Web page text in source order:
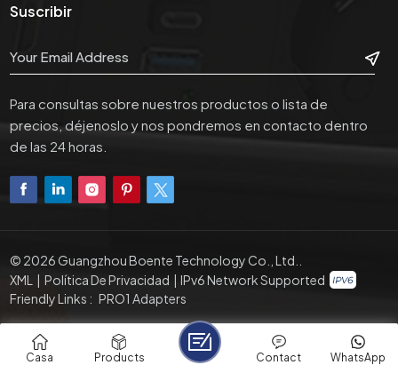
Suscribir
Para consultas sobre nuestros productos o lista de
precios, déjenoslo y nos pondremos en contacto dentro
de las 24 horas.
© 2026 Guangzhou Boente Technology Co., Ltd..
XML
Política De Privacidad
IPv6 Network Supported
Friendly Links : PRO1 Adapters
Casa Products WhatsApp
Contact